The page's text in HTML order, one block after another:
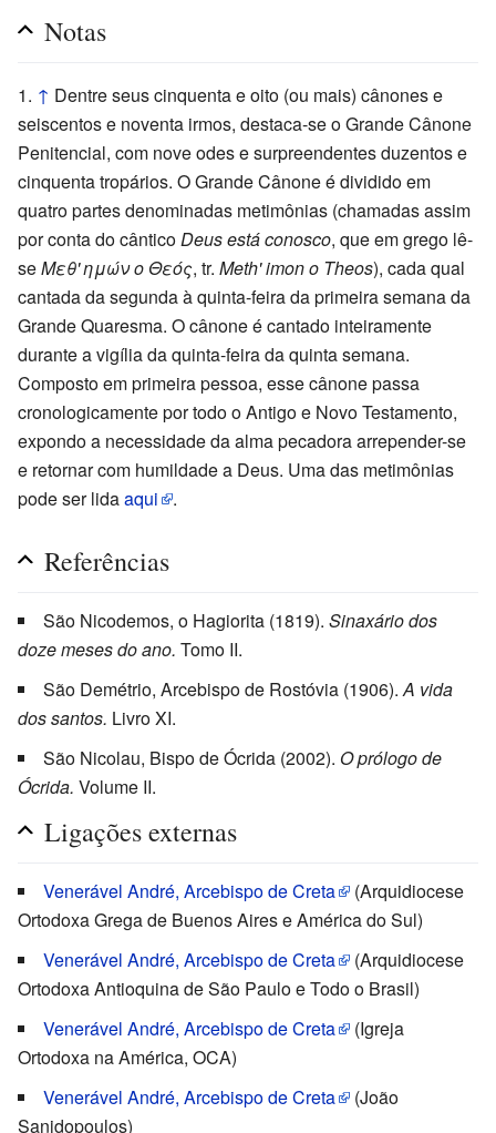
Notas
↑ Dentre seus cinquenta e oito (ou mais) cânones e
seiscentos e noventa irmos, destaca-se o Grande Cânone
Penitencial, com nove odes e surpreendentes duzentos e
cinquenta tropários. O Grande Cânone é dividido em
quatro partes denominadas metimônias (chamadas assim
por conta do cânticoDeus está conosco, que em grego lê-
seΜεθ' ημών ο Θεός, tr. Meth' imon o Theos), cada qual
cantada da segunda à quinta-feira da primeira semana da
Grande Quaresma. O cânone é cantado inteiramente
durante a vigília da quinta-feira da quinta semana.
Composto em primeira pessoa, esse cânone passa
cronologicamente por todo o Antigo e Novo Testamento,
expondo a necessidade da alma pecadora arrepender-se
e retornar com humildade a Deus. Uma das metimônias
pode ser lidaaqui .
Referências
São Nicodemos, o Hagiorita (1819). Sinaxário dos
doze meses do ano. Tomo II.
São Demétrio, Arcebispo de Rostóvia (1906).A vida
dos santos. Livro XI.
São Nicolau, Bispo de Ócrida (2002). O prólogo de
Ócrida. Volume II.
Ligações externas
Venerável André, Arcebispo de Creta
(Arquidiocese
Ortodoxa Grega de Buenos Aires e América do Sul)
Venerável André, Arcebispo de Creta
(Arquidiocese
Ortodoxa Antioquina de São Paulo e Todo o Brasil)
Venerável André, Arcebispo de Creta
(Igreja
Ortodoxa na América, OCA)
Venerável André, Arcebispo de Creta
(João
Sanidopoulos)